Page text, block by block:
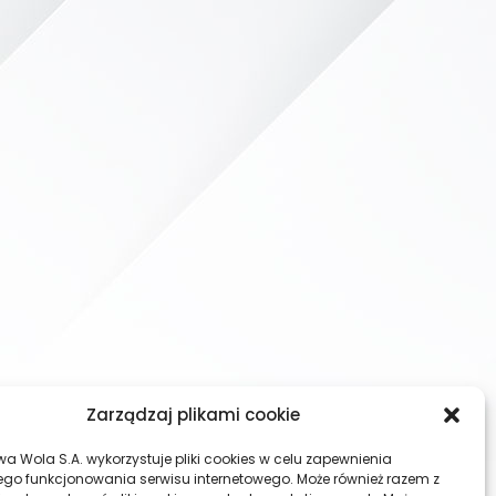
Zarządzaj plikami cookie
Wola S.A. wykorzystuje pliki cookies w celu zapewnienia
funkcjonowania serwisu internetowego. Może również razem z